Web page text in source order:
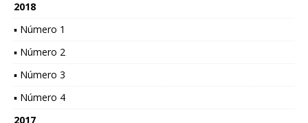
2018
▪ Número 1
▪ Número 2
▪ Número 3
▪ Número 4
2017